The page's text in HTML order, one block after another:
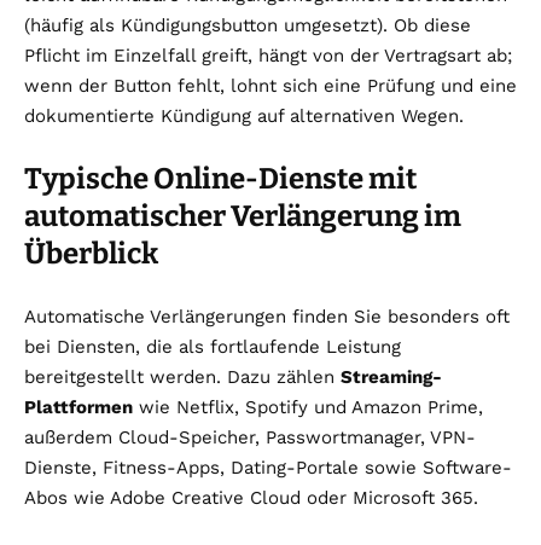
(häufig als Kündigungsbutton umgesetzt). Ob diese
Pflicht im Einzelfall greift, hängt von der Vertragsart ab;
wenn der Button fehlt, lohnt sich eine Prüfung und eine
dokumentierte Kündigung auf alternativen Wegen.
Typische Online-Dienste mit
automatischer Verlängerung im
Überblick
Automatische Verlängerungen finden Sie besonders oft
bei Diensten, die als fortlaufende Leistung
bereitgestellt werden. Dazu zählen Streaming-
Plattformen wie Netflix, Spotify und Amazon Prime,
außerdem Cloud-Speicher, Passwortmanager, VPN-
Dienste, Fitness-Apps, Dating-Portale sowie Software-
Abos wie Adobe Creative Cloud oder Microsoft 365.